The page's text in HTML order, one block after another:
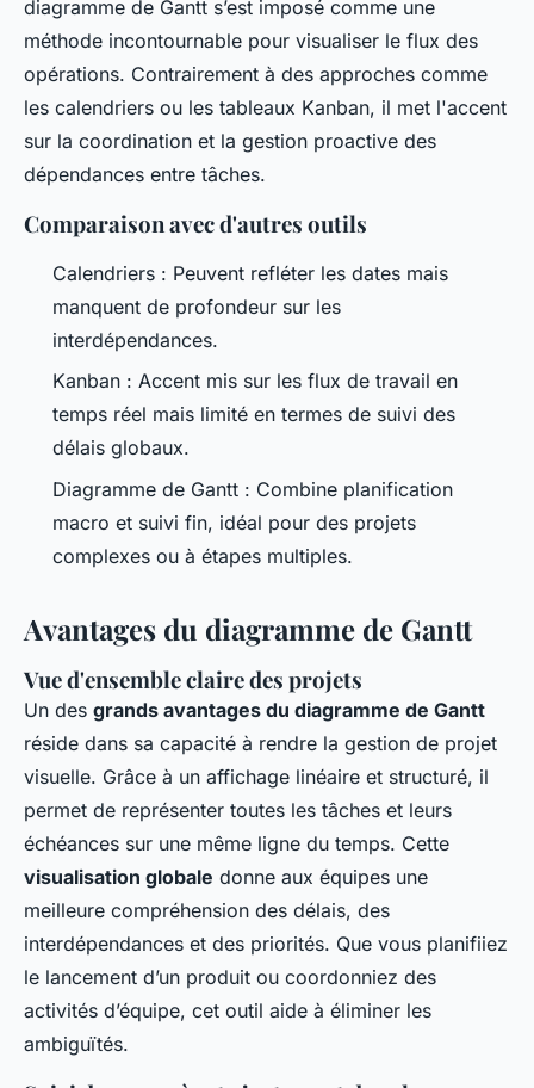
diagramme de Gantt s’est imposé comme une
méthode incontournable pour visualiser le flux des
opérations. Contrairement à des approches comme
les calendriers ou les tableaux Kanban, il met l'accent
sur la coordination et la gestion proactive des
dépendances entre tâches.
Comparaison avec d'autres outils
Calendriers : Peuvent refléter les dates mais
manquent de profondeur sur les
interdépendances.
Kanban : Accent mis sur les flux de travail en
temps réel mais limité en termes de suivi des
délais globaux.
Diagramme de Gantt : Combine planification
macro et suivi fin, idéal pour des projets
complexes ou à étapes multiples.
Avantages du diagramme de Gantt
Vue d'ensemble claire des projets
Un des grands avantages du diagramme de Gantt
réside dans sa capacité à rendre la gestion de projet
visuelle. Grâce à un affichage linéaire et structuré, il
permet de représenter toutes les tâches et leurs
échéances sur une même ligne du temps. Cette
visualisation globale donne aux équipes une
meilleure compréhension des délais, des
interdépendances et des priorités. Que vous planifiiez
le lancement d’un produit ou coordonniez des
activités d’équipe, cet outil aide à éliminer les
ambiguïtés.